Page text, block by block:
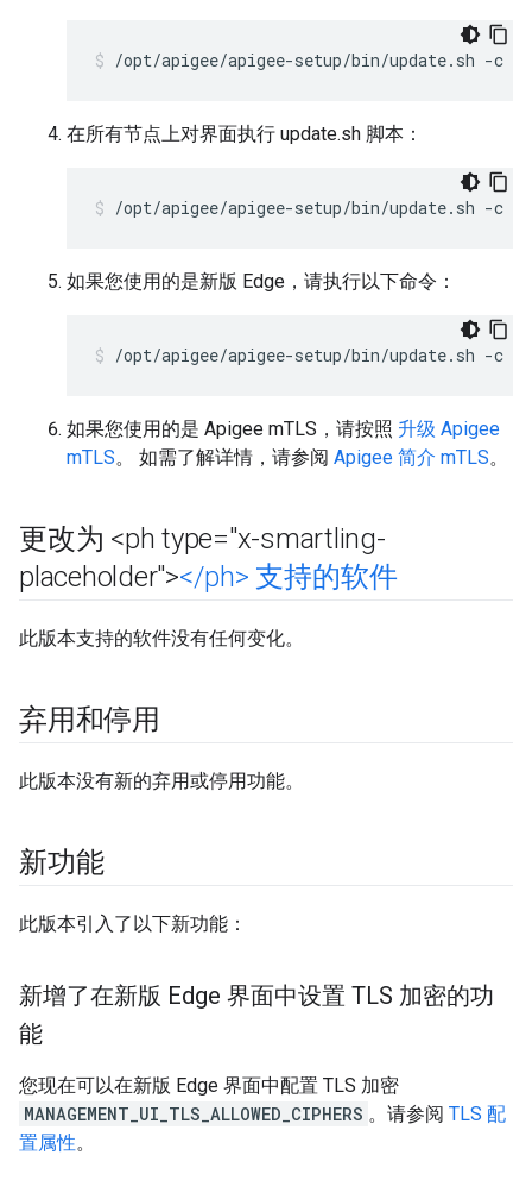
/opt/apigee/apigee-setup/bin/update.sh -c
在所有节点上对界面执行 update.sh 脚本：
/opt/apigee/apigee-setup/bin/update.sh -c
如果您使用的是新版 Edge，请执行以下命令：
/opt/apigee/apigee-setup/bin/update.sh -c
如果您使用的是 Apigee mTLS，请按照 升级 Apigee
mTLS。 如需了解详情，请参阅 Apigee 简介 mTLS。
更改为 <ph type="x-smartling-
placeholder"></ph> 支持的软件
此版本支持的软件没有任何变化。
弃用和停用
此版本没有新的弃用或停用功能。
新功能
此版本引入了以下新功能：
新增了在新版 Edge 界面中设置 TLS 加密的功
能
您现在可以在新版 Edge 界面中配置 TLS 加密
MANAGEMENT_UI_TLS_ALLOWED_CIPHERS 。请参阅 TLS 配
置属性。